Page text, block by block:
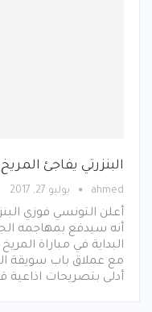
البنزرتي يفاجئ
ahmed يوليو 27, 2017
أعلن التونسي فوزي
أنه سيدفع بمهاجمه
البداية في مباراة
مع عملاق باب سويقة
أدلى بتصريحات اذاعية